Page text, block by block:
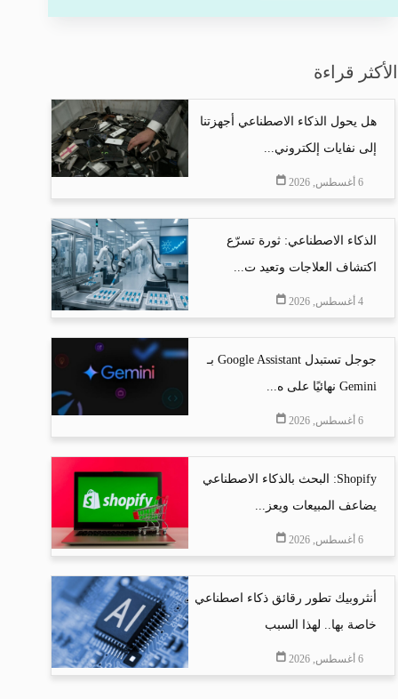
الأكثر قراءة
هل يحول الذكاء الاصطناعي أجهزتنا
إلى نفايات إلكتروني...
6 أغسطس, 2026
الذكاء الاصطناعي: ثورة تسرّع
اكتشاف العلاجات وتعيد ت...
4 أغسطس, 2026
جوجل تستبدل Google Assistant بـ
Gemini نهائيًا على ه...
6 أغسطس, 2026
Shopify: البحث بالذكاء الاصطناعي
يضاعف المبيعات ويعز...
6 أغسطس, 2026
أنثروبيك تطور رقائق ذكاء اصطناعي
خاصة بها.. لهذا السبب
6 أغسطس, 2026